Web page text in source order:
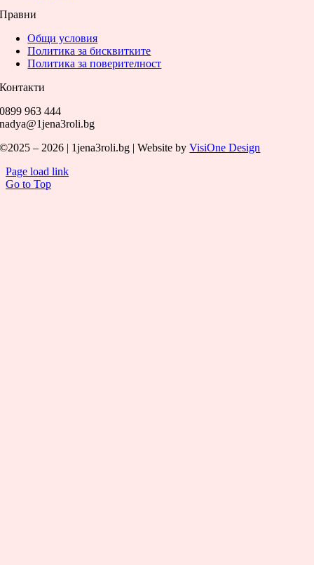
Правни
Общи условия
Политика за бисквитките
Политика за поверителност
Контакти
0899 963 444
nadya@1jena3roli.bg
©2025 – 2026 | 1jena3roli.bg | Website byVisiOne Design
Page load link
Go to Top